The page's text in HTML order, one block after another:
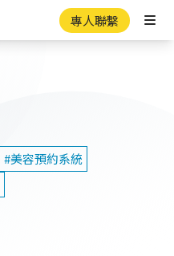
專人聯繫
#美容預約系統